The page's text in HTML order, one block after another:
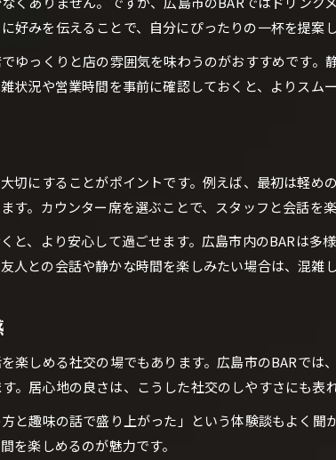
あなたに合うBARを見つけるコツ
自分好みのBARを見つけるためのヒント
BARスタッフとの会話で好みを伝える方法
一人飲みでも安心できるBARの探し方
落ち着いたBAR空間で友人と語らう時間
BARで楽しむ友人との落ち着いた会話の魅力
静かなBAR空間がもたらす深い交流体験
BARで楽しむウイスキーやカクテルの奥深さ
カクテルの奥深さに触れるBAR体験の魅力
好みを伝えることで、自分にぴったりの一杯を提案し
ゆっくりと店の雰囲気を味わうのがおすすめです
状況や営業時間を事前に確認しておくと、よりスム
切にすることがポイントです。例えば、最初は軽
す。カウンター席を選ぶことで、スタッフと会話を
と、より安心して過ごせます。広島市内のBARは多
人との会話や静かな時間を楽しみたい場合は、混雑
楽しめる社交の場でもあります。広島市のBARで
。居心地の良さは、こうした社交のしやすさにも表
と趣味の話で盛り上がった」という体験談もよく
を楽しめるのが魅力です。
ご予約はこちら
ご予約はこちら